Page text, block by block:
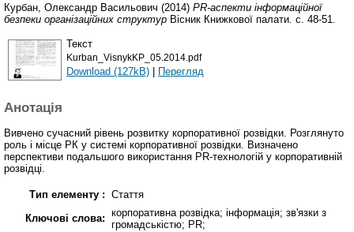
Курбан, Олександр Васильович (2014) РR-аспекти інформаційної
безпеки організаційних структур Вісник Книжкової палати. с. 48-51.
Текст
Kurban_VisnykKP_05.2014.pdf
Download (127kB) | Перегляд
Анотація
Вивчено сучасний рівень розвитку корпоративної розвідки. Розглянуто
роль і місце РК у системі корпоративної розвідки. Визначено
перспективи подальшого використання РR-технологій у корпоративній
розвідці.
Тип елементу : Стаття
Ключові слова: корпоративна розвідка; інформація; зв'язки з
громадськістю; РR;